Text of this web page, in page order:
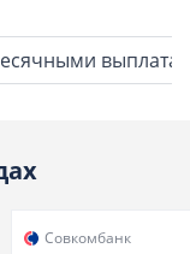
Совкомбанк